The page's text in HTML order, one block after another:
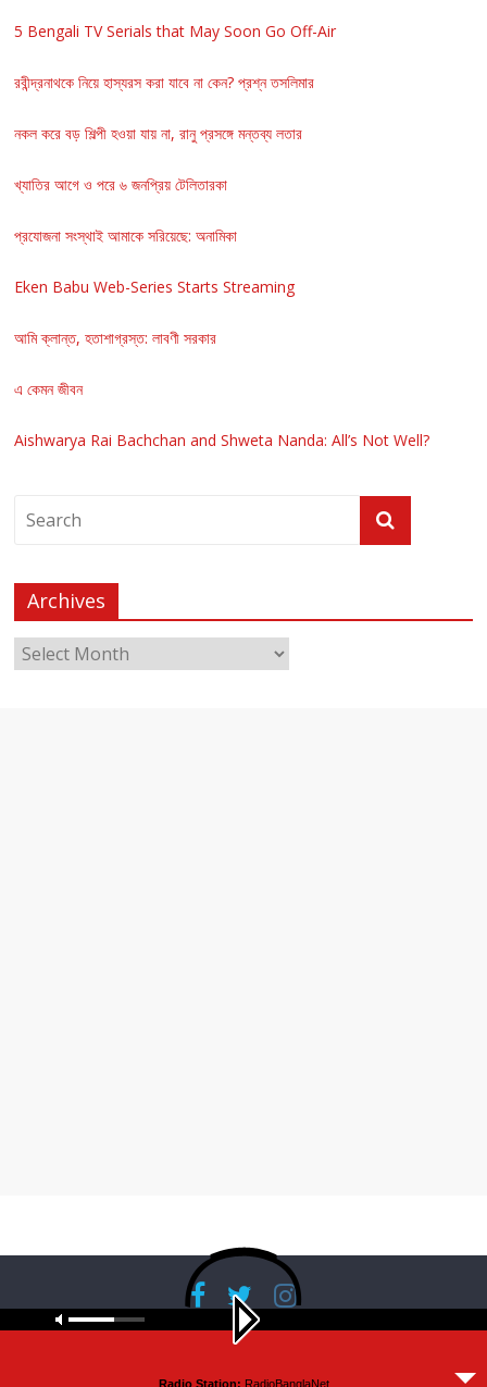
5 Bengali TV Serials that May Soon Go Off-Air
রবীন্দ্রনাথকে নিয়ে হাস্যরস করা যাবে না কেন? প্রশ্ন তসলিমার
নকল করে বড় শিল্পী হওয়া যায় না, রানু প্রসঙ্গে মন্তব্য লতার
খ্যাতির আগে ও পরে ৬ জনপ্রিয় টেলিতারকা
প্রযোজনা সংস্থাই আমাকে সরিয়েছে: অনামিকা
Eken Babu Web-Series Starts Streaming
আমি ক্লান্ত, হতাশাগ্রস্ত: লাবণী সরকার
এ কেমন জীবন
Aishwarya Rai Bachchan and Shweta Nanda: All’s Not Well?
Archives
Copyright © 2026RadioBanglaNet. All rights reserved.
Radio Station: RadioBanglaNet